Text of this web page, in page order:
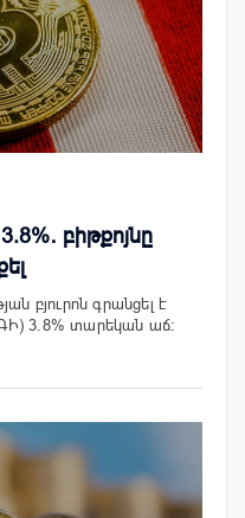
բիթքոյնը
բյուրոն գրանցել է
3.8% տարեկան աճ։